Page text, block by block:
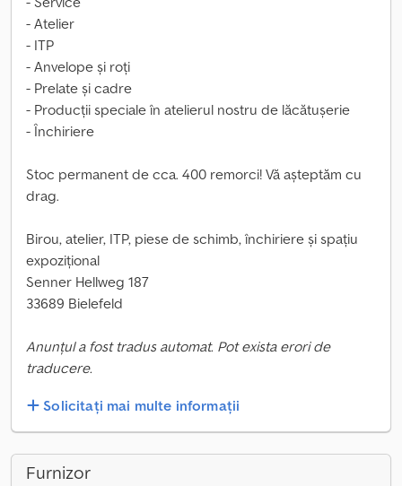
- Atelier
- ITP
- Anvelope și roți
- Prelate și cadre
- Producții speciale în atelierul nostru de lăcătușerie
- Închiriere
Stoc permanent de cca. 400 remorci! Vă așteptăm cu
drag.
Birou, atelier, ITP, piese de schimb, închiriere și spațiu
expozițional
Senner Hellweg 187
33689 Bielefeld
Anunțul a fost tradus automat. Pot exista erori de
traducere.
Solicitați mai multe informații
Furnizor